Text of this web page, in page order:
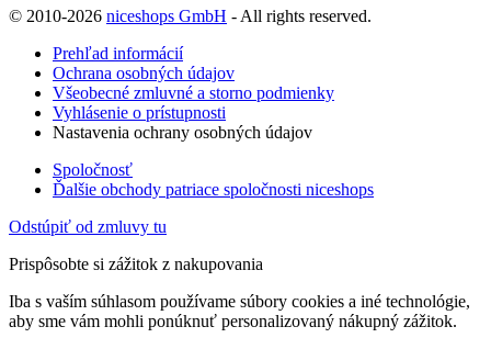
© 2010-2026 niceshops GmbH - All rights reserved.
Prehľad informácií
Ochrana osobných údajov
Všeobecné zmluvné a storno podmienky
Vyhlásenie o prístupnosti
Nastavenia ochrany osobných údajov
Spoločnosť
Ďalšie obchody patriace spoločnosti niceshops
Odstúpiť od zmluvy tu
Prispôsobte si zážitok z nakupovania
Iba s vaším súhlasom používame súbory cookies a iné technológie,
aby sme vám mohli ponúknuť personalizovaný nákupný zážitok.